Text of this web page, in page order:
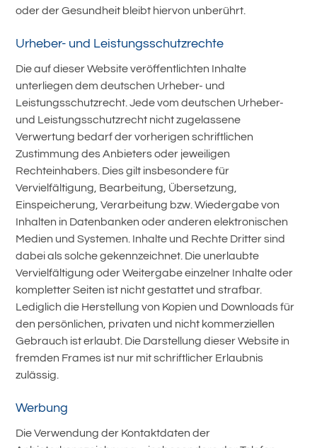
oder der Gesundheit bleibt hiervon unberührt.
Urheber- und Leistungsschutzrechte
Die auf dieser Website veröffentlichten Inhalte
unterliegen dem deutschen Urheber- und
Leistungsschutzrecht. Jede vom deutschen Urheber-
und Leistungsschutzrecht nicht zugelassene
Verwertung bedarf der vorherigen schriftlichen
Zustimmung des Anbieters oder jeweiligen
Rechteinhabers. Dies gilt insbesondere für
Vervielfältigung, Bearbeitung, Übersetzung,
Einspeicherung, Verarbeitung bzw. Wiedergabe von
Inhalten in Datenbanken oder anderen elektronischen
Medien und Systemen. Inhalte und Rechte Dritter sind
dabei als solche gekennzeichnet. Die unerlaubte
Vervielfältigung oder Weitergabe einzelner Inhalte oder
kompletter Seiten ist nicht gestattet und strafbar.
Lediglich die Herstellung von Kopien und Downloads für
den persönlichen, privaten und nicht kommerziellen
Gebrauch ist erlaubt. Die Darstellung dieser Website in
fremden Frames ist nur mit schriftlicher Erlaubnis
zulässig.
Werbung
Die Verwendung der Kontaktdaten der